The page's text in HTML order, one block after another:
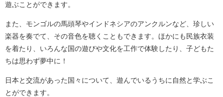
遊ぶことができます。
また、モンゴルの馬頭琴やインドネシアのアンクルンなど、珍しい
楽器を奏でて、その音色を聴くこともできます。ほかにも民族衣装
を着たり、いろんな国の遊びや文化を工作で体験したり、子どもた
ちは思わず夢中に！
日本と交流があった国々について、遊んでいるうちに自然と学ぶこ
とができます。